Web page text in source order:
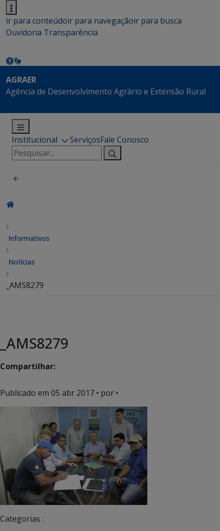
ir para conteúdoir para navegaçãoir para busca
Ouvidoria Transparência
AGRAER
Agência de Desenvolvimento Agrário e Extensão Rural
Institucional ServiçosFale Conosco
Pesquisar
por:
Informativos
Notícias
_AMS8279
_AMS8279
Compartilhar:
Publicado em 05 abr 2017 • por •
Categorias :